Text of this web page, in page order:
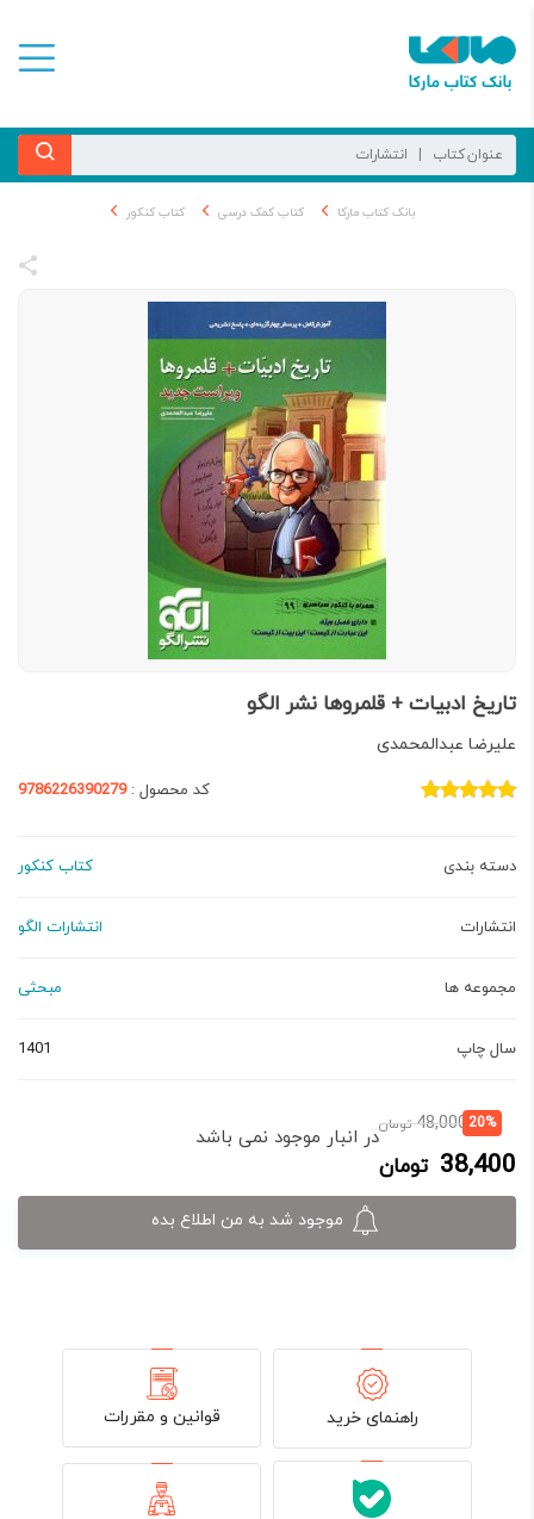
بانک کتاب مارکا کتاب کمک درسی کتاب کنکور
تاریخ ادبیات + قلمروها نشر الگو
علیرضا عبدالمحمدی
کد محصول :9786226390279
دسته بندی کتاب کنکور
انتشارات انتشارات الگو
مجموعه ها مبحثی
سال چاپ 1401
20%
48,000 تومانقیمت
اصلی:
38,400 تومان
قیمت
فعلی:
38,400 تومان.
در انبار موجود نمی باشد
موجود شد به من اطلاع بده
راهنمای خرید قوانین و مقررات